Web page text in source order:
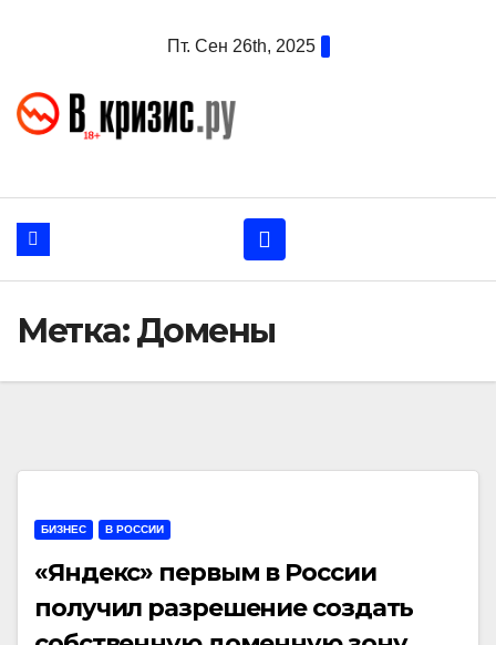
Пт. Сен 26th, 2025
Метка:Домены
БИЗНЕС В РОССИИ
«Яндекс» первым в России
получил разрешение создать